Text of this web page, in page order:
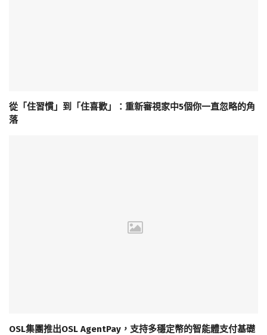
從「住習慣」到「住喜歡」：重新審視家中5個你一直忽略的角
落
OSL集團推出OSL AgentPay，支持多穩定幣的智能體支付基礎